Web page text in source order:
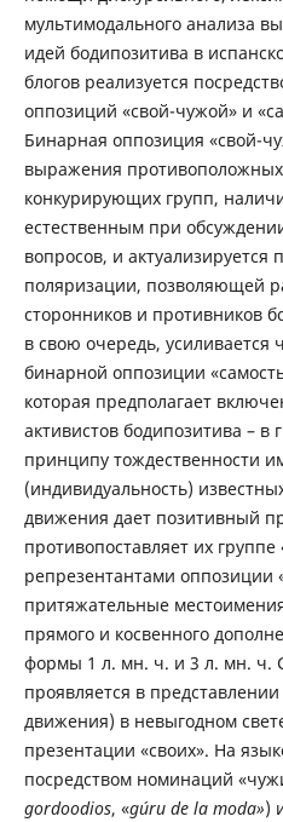
мультимодального анализа
идей бодипозитива в
блогов реализуется
оппозиций «свой-чужой» и
Бинарная оппозиция «свой-
выражения противоположных
конкурирующих групп,
естественным при
вопросов, и актуализируется
поляризации, позволяющей
сторонников и противников
в свою очередь, усиливается
бинарной оппозиции
которая предполагает
активистов бодипозитива – в
принципу тождественности
(индивидуальность)
движения дает позитивный
противопоставляет их
репрезентантами оппозиции
притяжательные
прямого и косвенного
формы 1 л. мн. ч. и 3 л. мн. ч.
проявляется в
движения) в невыгодном
презентации «своих». На
посредством номинаций
gordoodios, «gúru de la moda»)